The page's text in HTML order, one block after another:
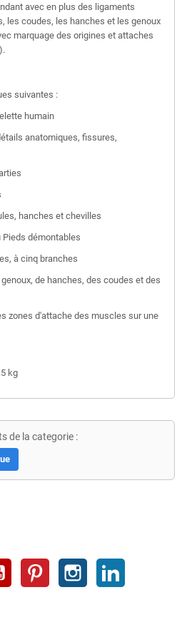
avec en plus des ligaments
les coudes, les hanches et les genoux
marquage des origines et attaches
suivantes :
humain
anatomiques, fissures,
hanches et chevilles
Pieds démontables
à cinq branches
de hanches, des coudes et des
zones d'attache des muscles sur une
kg
de la categorie :
YouTube Pinterest Instagram